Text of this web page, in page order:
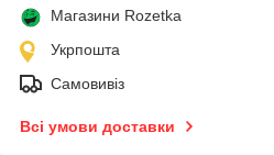
Магазини Rozetka
Укрпошта
Самовивіз
Всі умови доставки